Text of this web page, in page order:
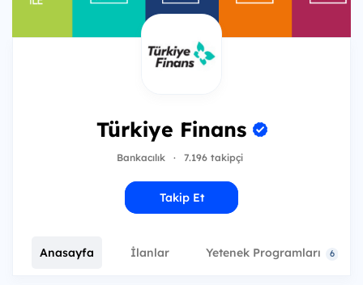
Türkiye Finans
Bankacılık · 7.196 takipçi
Takip Et
Anasayfa İlanlar Yetenek Programları 6